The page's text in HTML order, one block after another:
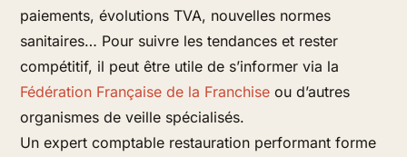
paiements, évolutions TVA, nouvelles normes
sanitaires… Pour suivre les tendances et rester
compétitif, il peut être utile de s’informer via la
Fédération Française de la Franchise ou d’autres
organismes de veille spécialisés.
Un expert comptable restauration performant forme